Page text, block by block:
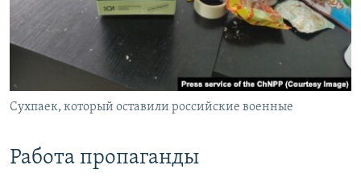
Сухпаек, который оставили российские военные
Работа пропаганды